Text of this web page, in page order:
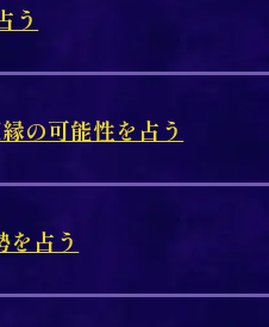
う
の可能性を占う
占う